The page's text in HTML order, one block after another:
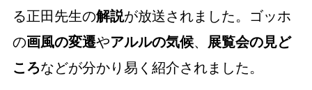
る正田先生の解説が放送されました。ゴッホ
の画風の変遷やアルルの気候、 展覧会の見ど
ころなどが分かり易く紹介されました。